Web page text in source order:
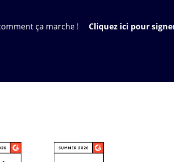
ça marche ! Cliquez ici pour